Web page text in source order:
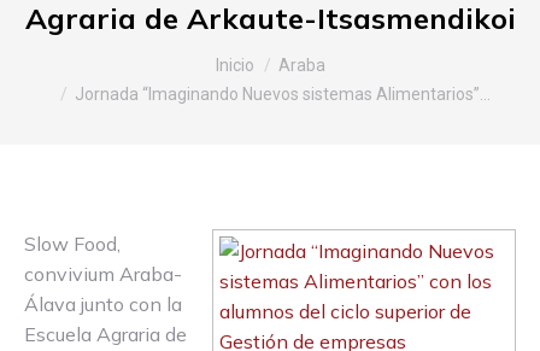
Agraria de Arkaute-Itsasmendikoi
Inicio
Araba
Jornada “Imaginando Nuevos sistemas Alimentarios”…
Slow Food,
convivium Araba-
Álava junto con la
Escuela Agraria de